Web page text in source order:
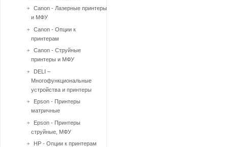
Canon - Лазерные принтеры
и МФУ
Canon - Опции к
принтерам
Canon - Струйные
принтеры и МФУ
DELI –
Многофункциональные
устройства и принтеры
Epson - Принтеры
матричные
Epson - Принтеры
струйные, МФУ
HP - Опции к принтерам